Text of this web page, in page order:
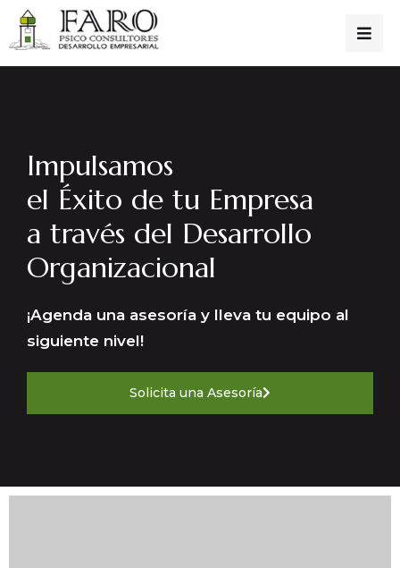
Impulsamos
el Éxito de tu Empresa
a través del Desarrollo
Organizacional
¡Agenda una asesoría y lleva tu equipo al
siguiente nivel!
Solicita una Asesoría